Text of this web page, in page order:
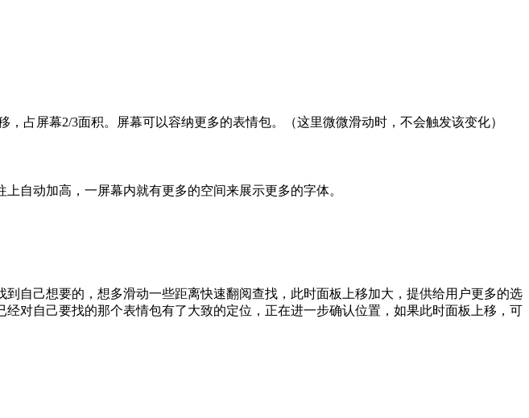
占屏幕2/3面积。屏幕可以容纳更多的表情包。（这里微微滑动时，不会触发该变化）
自动加高，一屏幕内就有更多的空间来展示更多的字体。
自己想要的，想多滑动一些距离快速翻阅查找，此时面板上移加大，提供给用户更多的选
对自己要找的那个表情包有了大致的定位，正在进一步确认位置，如果此时面板上移，可